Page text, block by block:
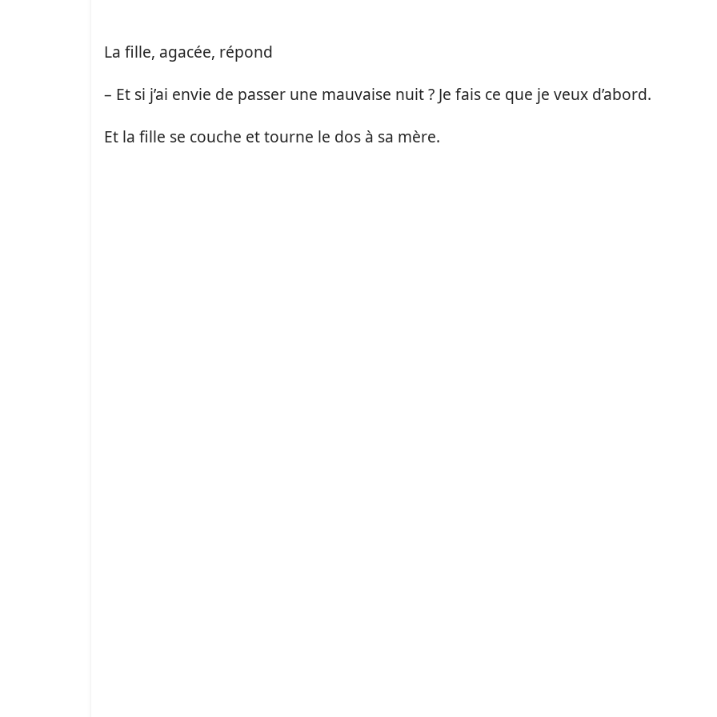
La fille, agacée, répond
– Et si j’ai envie de passer une mauvaise nuit ? Je fais ce que je veux d’abord.
Et la fille se couche et tourne le dos à sa mère.